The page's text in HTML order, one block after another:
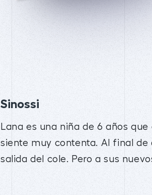
Sinossi
Lana es una niña de 6 años
siente muy contenta. Al final de
salida del cole. Pero a sus